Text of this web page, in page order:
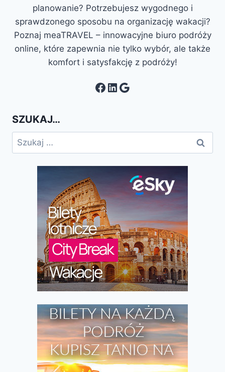
planowanie? Potrzebujesz wygodnego i
sprawdzonego sposobu na organizację wakacji?
Poznaj meaTRAVEL – innowacyjne biuro podróży
online, które zapewnia nie tylko wybór, ale także
komfort i satysfakcję z podróży!
Facebook
LinkedIn
Google
SZUKAJ…
Szukaj: